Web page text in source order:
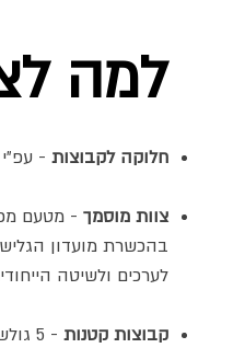
למה
חלוקה לקבוצות -
צוות מוסמך - מטעם
בהכשרת מועדון
לערכים ולשיטה
קבוצות קטנות
- 5